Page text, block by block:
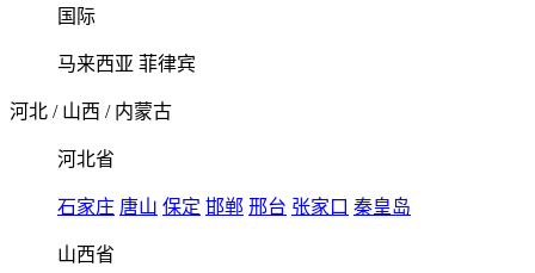
国际
马来西亚 菲律宾
河北 / 山西 / 内蒙古
河北省
石家庄 唐山 保定 邯郸 邢台 张家口 秦皇岛
山西省